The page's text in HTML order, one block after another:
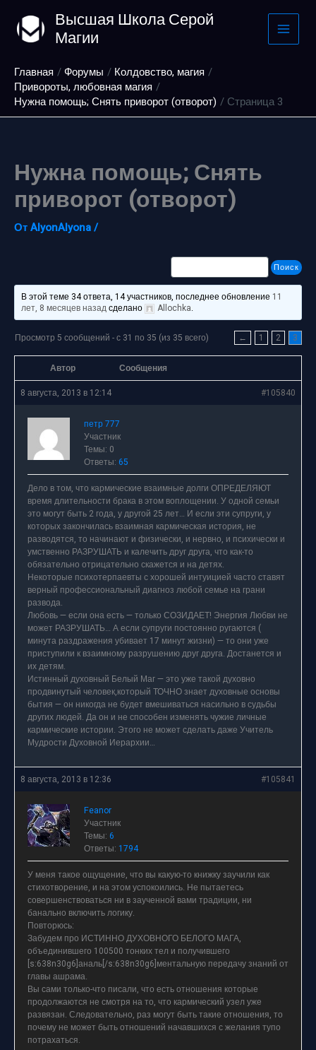
содержимому
Высшая Школа Серой
Магии
Главная Форумы
Колдовство, магия
Привороты, любовная магия
Нужна помощь; Снять приворот (отворот)
Страница 3
Нужна помощь; Снять
приворот (отворот)
ОтAlyonAlyona/
В этой теме 34 ответа, 14 участников, последнее обновление 11
лет, 8 месяцев назадсделано Allochka.
Просмотр 5 сообщений - с 31 по 35 (из 35 всего) ← 1 2 3
Автор
Сообщения
8 августа, 2013 в 12:14
#105840
петр 777
Участник
Темы: 0
Ответы: 65
Дело в том, что кармические взаимные долги ОПРЕДЕЛЯЮТ
время длительности брака в этом воплощении. У одной семьи
это могут быть 2 года, у другой 25 лет… И если эти супруги, у
которых закончилась взаимная кармическая история, не
разводятся, то начинают и физически, и нервно, и психически и
умственно РАЗРУШАТЬ и калечить друг друга, что как-то
обязательно отрицательно скажется и на детях.
Некоторые психотерпаевты с хорошей интуицией часто ставят
верный профессиональный диагноз любой семье на грани
развода.
Любовь — если она есть — только СОЗИДАЕТ! Энергия Любви не
может РАЗРУШАТЬ… А если супруги постоянно ругаются (
минута раздражения убивает 17 минут жизни) — то они уже
приступили к взаимному разрушению друг друга. Достанется и
их детям.
Истинный духовный Белый Маг — это уже такой духовно
продвинутый человек,который ТОЧНО знает духовные основы
бытия — он никогда не будет вмешиваться насильно в судьбы
других людей. Да он и не способен изменять чужие личные
кармические истории. Этого не может сделать даже Учитель
Мудрости Духовной Иерархии…
8 августа, 2013 в 12:36 #105841
Feanor
Участник
Темы: 6
Ответы: 1794
У меня такое ощущение, что вы какую-то книжку заучили как
стихотворение, и на этом успокоились. Не пытаетесь
совершенствоваться ни в заученной вами традиции, ни
банально включить логику.
Повторюсь:
Забудем про ИСТИННО ДУХОВНОГО БЕЛОГО МАГА,
объединившего 100500 тонких тел и получившего
[s:638n30g6]аналь[/s:638n30g6]ментальную передачу знаний от
главы ашрама.
Вы сами только-что писали, что есть отношения которые
продолжаются не смотря на то, что кармический узел уже
развязан. Следовательно, раз могут быть такие отношения, то
почему не может быть отношений начавшихся с желания тупо
потрахаться.